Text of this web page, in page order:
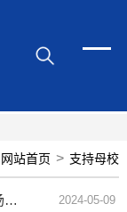
网站首页 > 支持母校
助力母校 | 多地校友会积极对接母校就业市场走访 2024-05-09